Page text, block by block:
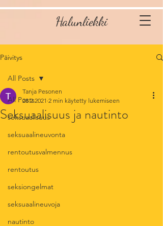
Halunliekki
Päivitys
All Posts
seksuaalisuus
seksuaalineuvonta
rentoutusvalmennus
rentoutus
seksiongelmat
seksuaalineuvoja
nautinto
All Posts
Seksuaalisuus ja nautinto
Tanja Pesonen
28.2.2021 2 min käytetty lukemiseen